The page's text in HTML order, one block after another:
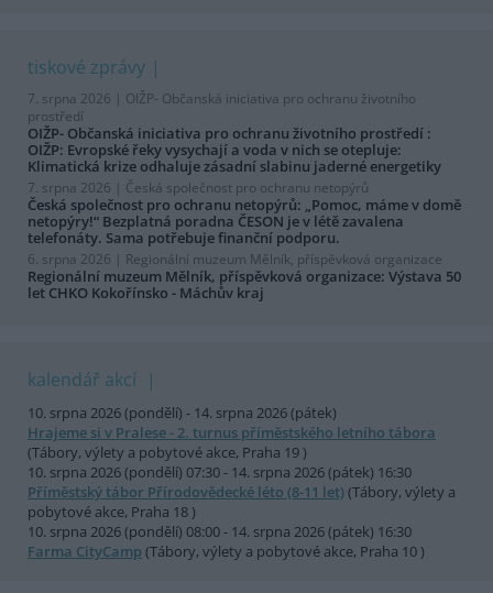
tiskové zprávy
7. srpna 2026 | OIŽP- Občanská iniciativa pro ochranu životního
prostředí
OIŽP- Občanská iniciativa pro ochranu životního prostředí :
OIŽP: Evropské řeky vysychají a voda v nich se otepluje:
Klimatická krize odhaluje zásadní slabinu jaderné energetiky
7. srpna 2026 | Česká společnost pro ochranu netopýrů
Česká společnost pro ochranu netopýrů: „Pomoc, máme v domě
netopýry!“ Bezplatná poradna ČESON je v létě zavalena
telefonáty. Sama potřebuje finanční podporu.
6. srpna 2026 | Regionální muzeum Mělník, příspěvková organizace
Regionální muzeum Mělník, příspěvková organizace: Výstava 50
let CHKO Kokořínsko - Máchův kraj
kalendář akcí
10. srpna 2026 (pondělí) - 14. srpna 2026 (pátek)
Hrajeme si v Pralese - 2. turnus příměstského letního tábora
(Tábory, výlety a pobytové akce, Praha 19 )
10. srpna 2026 (pondělí) 07:30 - 14. srpna 2026 (pátek) 16:30
Příměstský tábor Přírodovědecké léto (8-11 let)(Tábory, výlety a
pobytové akce, Praha 18 )
10. srpna 2026 (pondělí) 08:00 - 14. srpna 2026 (pátek) 16:30
Farma CityCamp (Tábory, výlety a pobytové akce, Praha 10 )